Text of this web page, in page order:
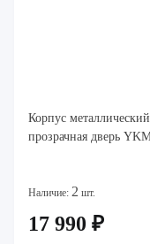
Корпус
прозрачная дверь
Наличие: 2 шт.
17 990 ₽